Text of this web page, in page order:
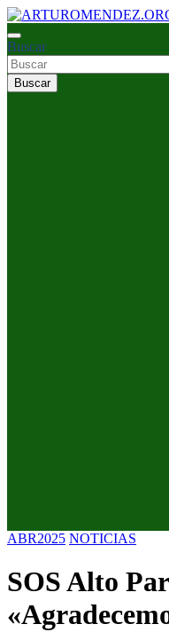
Saltar
al
contenido
ARTURO MENDEZ
Buscar
Buscar
ABR2025 NOTICIAS
SOS Alto